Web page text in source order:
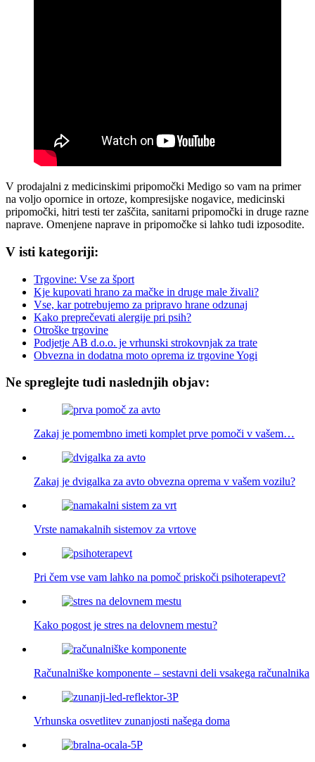
V prodajalni z medicinskimi pripomočki Medigo so vam na primer
na voljo opornice in ortoze, kompresijske nogavice, medicinski
pripomočki, hitri testi ter zaščita, sanitarni pripomočki in druge razne
naprave. Omenjene naprave in pripomočke si lahko tudi izposodite.
V isti kategoriji:
Trgovine: Vse za šport
Kje kupovati hrano za mačke in druge male živali?
Vse, kar potrebujemo za pripravo hrane odzunaj
Kako preprečevati alergije pri psih?
Otroške trgovine
Podjetje AB d.o.o. je vrhunski strokovnjak za trate
Obvezna in dodatna moto oprema iz trgovine Yogi
Ne spreglejte tudi naslednjih objav:
Zakaj je pomembno imeti komplet prve pomoči v vašem…
Zakaj je dvigalka za avto obvezna oprema v vašem vozilu?
Vrste namakalnih sistemov za vrtove
Pri čem vse vam lahko na pomoč priskoči psihoterapevt?
Kako pogost je stres na delovnem mestu?
Računalniške komponente – sestavni deli vsakega računalnika
Vrhunska osvetlitev zunanjosti našega doma